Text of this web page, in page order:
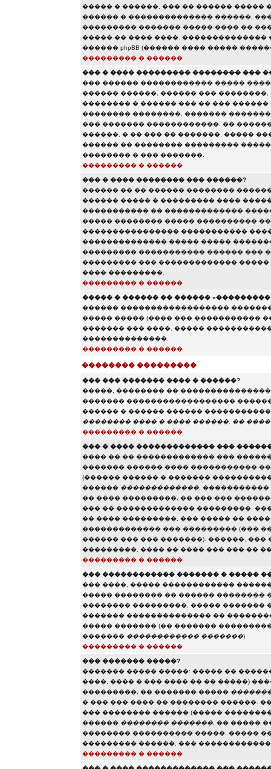
����� � ������, ��� �� ������ �����
������ � �������������� ������,
��������� ������� ����� ���� ��
����� �� ���� ����.
������ phpBB (������ ���� �����
��������� � ������
��� � ���� ��������� �������� ���
��� ������ ������������ �����
������ ������, ������ ���
�������� � ������ ��� �� ���
�������� ��������, �������
��� ������� ������������. ��
������, � �� ��� �� �������, �����
������ �� �������� ���������
�������� � ��� �������.
��������� � ������
��� � ���� �������� ��� ������?
������ �� �� ������ ��������
������ ����� � ��������� ����
����������� �� �������������
����� �������� ����� ����������
���������������� �����������
�������������� ����� �����
��������� ����������� ������ ���
��������� ��� �������������
���� ���������.
��������� � ������
����� � ������ �� ������ «���������
������ ������������������
����� ����� (���� ��� �����������
������� ��� ����, �����
��������������.
��������� � ������
�������� ���������
��� ��� ������� ���� � ������?
�����, �������� ��
������� ������������������
������ � ������ ������
�������� ���� � ���� ������, ��
��������� � ������
��� � ���� ������������� ���
���� �� �� ������������� ���
������� ������ ���� �����������
(������ ������ � �������
������ �������������, �����������
�� ���� ���������, �� ��� ���
��� �� ������������� ���������.
�� ���� ���������, ��� ����� ��
������������� ��� ��������� (���
������ ��� ��� �������). ������,
���������, ���� �� ���� ��� ���-��
��������� � ������
��� ������������ ������� � �����
��� ����, ����� ������������
����� �������� �� ������ ��������
�������� ���������, ����� �������
������� �������������� ��
����� ������� (�� �������
������� ������������ �������)
��������� � ������
��� ������� �����?
������� ����� �����: ����� ��
����, ���� � ��� ���� �� �� �����)
���������, �� ������� �����
� ��� ��� ���� �� �������� ������.
��� �������� ������ (�����
������ �������� �������. �� �����
�������� ���������� �����. �����
��������� ������, ���
��������� � ������